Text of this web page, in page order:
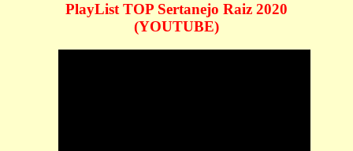
PlayList TOP Sertanejo Raiz 2020
(YOUTUBE)